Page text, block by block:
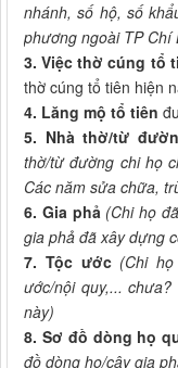
nhánh, số hộ, số
phương ngoài TP Chí
3. Việc thờ cúng tổ
thờ cúng tổ tiên hiện
4. Lăng mộ tổ tiên
5. Nhà thờ/từ
thờ/từ đường chi họ
Các năm sửa chữa,
6. Gia phả (Chi họ
gia phả đã xây dựng
7. Tộc ước (Chi
ước/nội quy,...
này)
8. Sơ đồ dòng họ
đồ dòng họ/cây gia